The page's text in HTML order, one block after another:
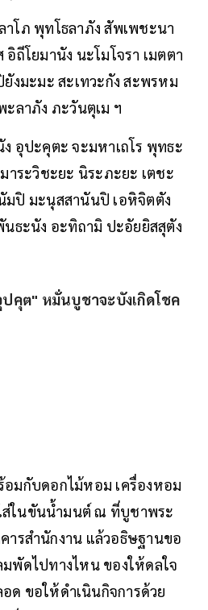
โภ พุทโธลาภัง สัพเพชะนา
ถีโยมานัง นะโมโจรา เมตตา
งมะมะ สะเทวะกัง สะพรหม
ลาภัง ภะวันตุเม ฯ
อุปะคุตะ จะมหาเถโร พุทธะ
าระวิชะยะ นิระภะยะ เตชะ
ปิ มะนุสสานันปิ เอหิจิตตัง
ธะนัง อะทิถามิ ปะอัยยิสสุตัง
มกับดอกไม้หอม เครื่องหอม
ส่ในขันน้ำมนต์ ณ ที่บูชาพระ
ารสำนักงาน แล้วอธิษฐานขอ
พัดไปทางไหน ของให้ดลใจ
ด ขอให้ดำเนินกิจการด้วย